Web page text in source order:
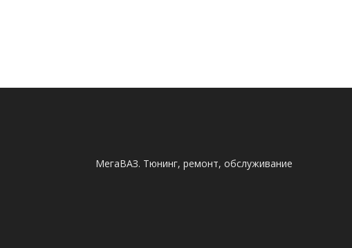
МегаВАЗ. Тюнинг, ремонт, обслуживание